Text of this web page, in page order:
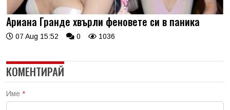
Ариана Гранде хвърли феновете си в паника
07 Aug 15:52 0 1036
КОМЕНТИРАЙ
Име *